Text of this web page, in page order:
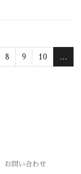
8 9 10 …
お問い合わせ